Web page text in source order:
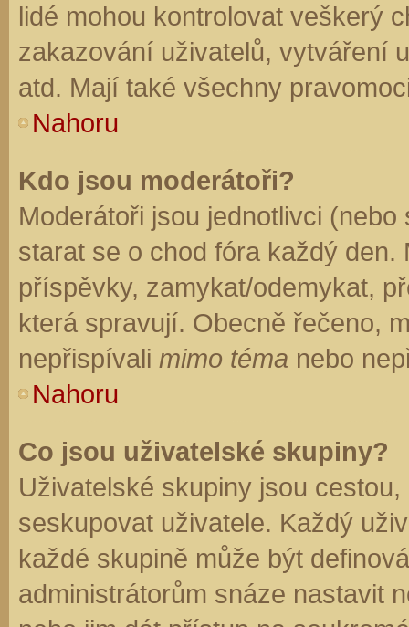
lidé mohou kontrolovat veškerý
zakazování uživatelů, vytváření
atd. Mají také všechny
Nahoru
Kdo jsou moderátoři?
Moderátoři jsou jednotlivci
starat se o chod fóra každý
příspěvky, zamykat/odemykat,
která spravují. Obecně řečeno,
nepřispívali mimo téma nebo
Nahoru
Co jsou uživatelské skupiny?
Uživatelské skupiny jsou
seskupovat uživatele. Každý
každé skupině může být
administrátorům snáze nastavit